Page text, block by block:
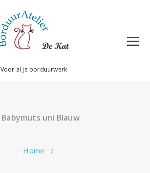
Voor al je borduurwerk
Babymuts uni Blauw
Home /